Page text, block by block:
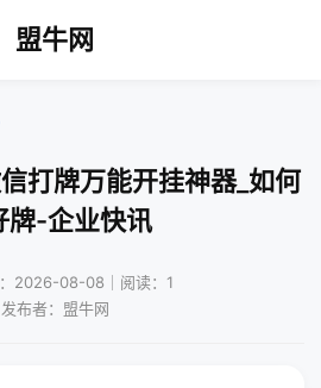
盟牛网
打牌万能开挂神器_如何
牌-企业快讯
2026-08-08｜阅读：1
发布者：盟牛网